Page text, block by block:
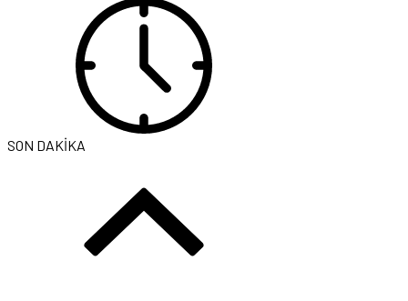
SON DAKİKA